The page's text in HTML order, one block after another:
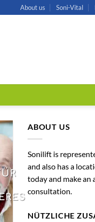
About us Soni-Vital
ABOUT US
Sonilift is
and also has a
today and make
consultation.
NÜTZLICHE